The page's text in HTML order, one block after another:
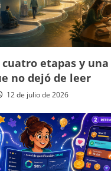
etapas y una
no dejó de leer
12 de julio de 2026